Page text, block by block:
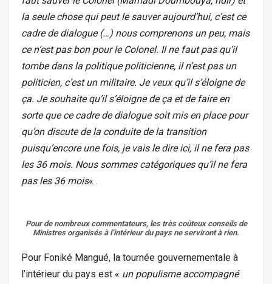
la seule chose qui peut le sauver aujourd’hui, c’est ce
cadre de dialogue (…) nous comprenons un peu, mais
ce n’est pas bon pour le Colonel. Il ne faut pas qu’il
tombe dans la politique politicienne, il n’est pas un
politicien, c’est un militaire. Je veux qu’il s’éloigne de
ça. Je souhaite qu’il s’éloigne de ça et de faire en
sorte que ce cadre de dialogue soit mis en place pour
qu’on discute de la conduite de la transition
puisqu’encore une fois, je vais le dire ici, il ne fera pas
les 36 mois. Nous sommes catégoriques qu’il ne fera
pas les 36 mois« .
Pour de nombreux commentateurs, les très coûteux conseils de
Ministres organisés à l’intérieur du pays ne serviront à rien.
Pour Foniké Mangué, la tournée gouvernementale à
l’intérieur du pays est « un populisme accompagné